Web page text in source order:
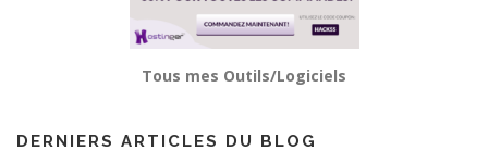
Tous mes Outils/Logiciels
DERNIERS ARTICLES DU BLOG